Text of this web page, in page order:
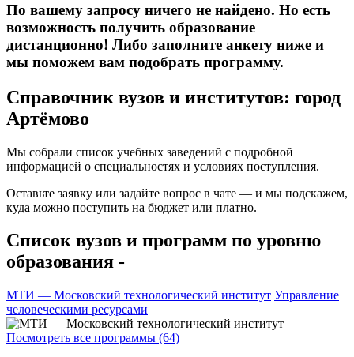
По вашему запросу ничего не найдено. Но есть
возможность получить образование
дистанционно! Либо заполните анкету ниже и
мы поможем вам подобрать программу.
Справочник вузов и институтов: город
Артёмово
Мы собрали список учебных заведений с подробной
информацией о специальностях и условиях поступления.
Оставьте заявку или задайте вопрос в чате — и мы подскажем,
куда можно поступить на бюджет или платно.
Список вузов и программ по уровню
образования -
МТИ — Московский технологический институт Управление
человеческими ресурсами
Посмотреть все программы (64)